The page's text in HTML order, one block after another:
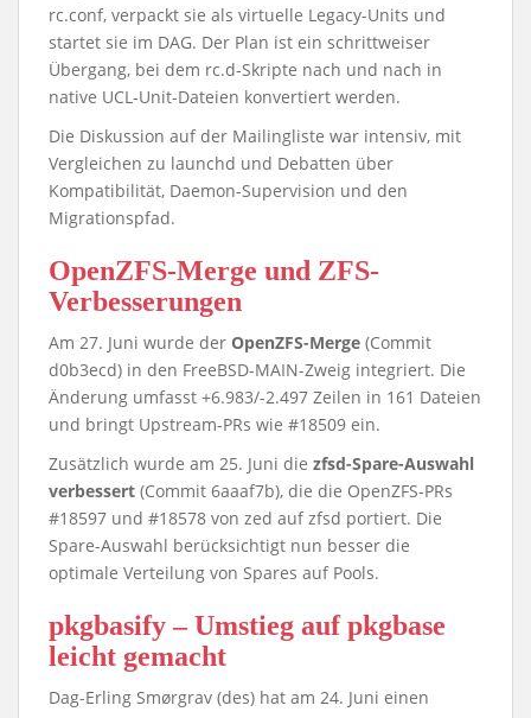
rc.conf, verpackt sie als virtuelle Legacy-Units und
startet sie im DAG. Der Plan ist ein schrittweiser
Übergang, bei dem rc.d-Skripte nach und nach in
native UCL-Unit-Dateien konvertiert werden.
Die Diskussion auf der Mailingliste war intensiv, mit
Vergleichen zu launchd und Debatten über
Kompatibilität, Daemon-Supervision und den
Migrationspfad.
OpenZFS-Merge und ZFS-
Verbesserungen
Am 27. Juni wurde der OpenZFS-Merge (Commit
d0b3ecd) in den FreeBSD-MAIN-Zweig integriert. Die
Änderung umfasst +6.983/-2.497 Zeilen in 161 Dateien
und bringt Upstream-PRs wie #18509 ein.
Zusätzlich wurde am 25. Juni die zfsd-Spare-Auswahl
verbessert (Commit 6aaaf7b), die die OpenZFS-PRs
#18597 und #18578 von zed auf zfsd portiert. Die
Spare-Auswahl berücksichtigt nun besser die
optimale Verteilung von Spares auf Pools.
pkgbasify – Umstieg auf pkgbase
leicht gemacht
Dag-Erling Smørgrav (des) hat am 24. Juni einen